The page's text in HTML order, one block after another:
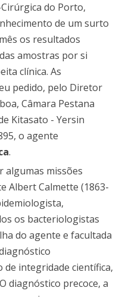
do Porto,
de um surto
os resultados
amostras por si
clínica. As
pedido, pelo Diretor
Câmara Pestana
Kitasato - Yersin
o agente
.
algumas missões
Albert Calmette (1863-
os bacteriologistas
do agente e facultada
de integridade científica,
diagnóstico precoce, a